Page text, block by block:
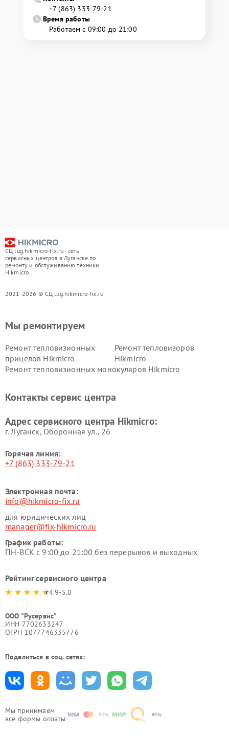
+7 (863) 333-79-21
Время работы
Работаем с 09:00 до 21:00
СЦ lug.hikmicro-fix.ru - сеть
сервисных центров в Луганске по
ремонту и обслуживанию техники
Hikmicro
2021-2026 © СЦ lug.hikmicro-fix.ru
Мы принимаем
все формы оплаты
Мы ремонтируем
Ремонт тепловизионных
прицелов Hikmicro
Ремонт тепловизоров
Hikmicro
Ремонт тепловизионных монокуляров Hikmicro
Контакты сервис центра
Адрес сервисного центра Hikmicro:
г. Луганск, Оборонная ул., 26
Горячая линия:
+7 (863) 333-79-21
Электронная почта:
info@hikmicro-fix.ru
для юридических лиц
manager@fix-hikmicro.ru
График работы:
ПН-ВСК с 9:00 до 21:00 без перерывов и выходных
Рейтинг сервисного центра
4.9-5.0
ООО "Русервис"
ИНН 7702633247
ОГРН 1077746335776
Поделиться в соц. сетях: